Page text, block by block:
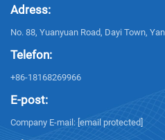
Adress:
No. 88, Yuanyuan Road, Dayi Town,
Telefon:
+86-18168269966
E-post:
Company E-mail: [email protected]